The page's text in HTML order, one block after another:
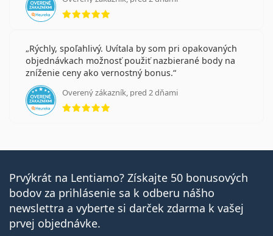
hodnotenie 5 z 5
Rýchly, spoľahlivý. Uvítala by som pri opakovaných
objednávkach možnosť použiť nazbierané body na
zníženie ceny ako vernostný bonus.
Overený zákazník, pred 2 dňami
hodnotenie 5 z 5
Prvýkrát na Lentiamo? Získajte 50 bonusových
bodov za prihlásenie sa k odberu nášho
newslettra a vyberte si darček zdarma k vašej
prvej objednávke.